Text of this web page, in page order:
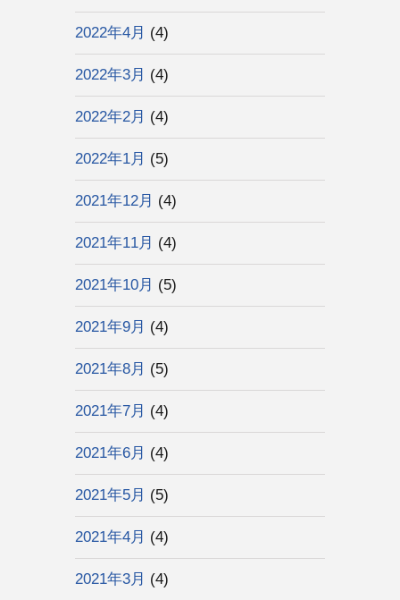
2022年4月 (4)
2022年3月 (4)
2022年2月 (4)
2022年1月 (5)
2021年12月 (4)
2021年11月 (4)
2021年10月 (5)
2021年9月 (4)
2021年8月 (5)
2021年7月 (4)
2021年6月 (4)
2021年5月 (5)
2021年4月 (4)
2021年3月 (4)